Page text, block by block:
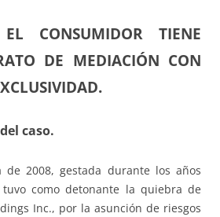
CONSUMIDOR TIENE
DE MEDIACIÓN CON
caso.
de 2008, gestada durante los años
como detonante la quiebra de
Inc., por la asunción de riesgos